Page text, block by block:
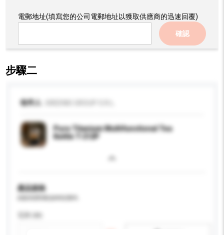
電郵地址(填寫您的公司電郵地址以獲取供應商的迅速回覆)
確認
步驟二
收件人
Pure Titanium Multifunctional Tea
Kettle T-212P
產品規格